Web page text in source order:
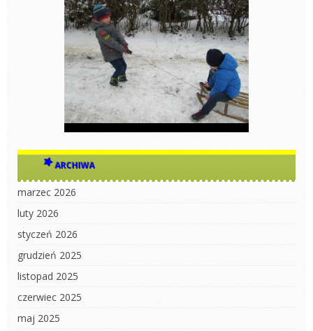
ARCHIWA
marzec 2026
luty 2026
styczeń 2026
grudzień 2025
listopad 2025
czerwiec 2025
maj 2025